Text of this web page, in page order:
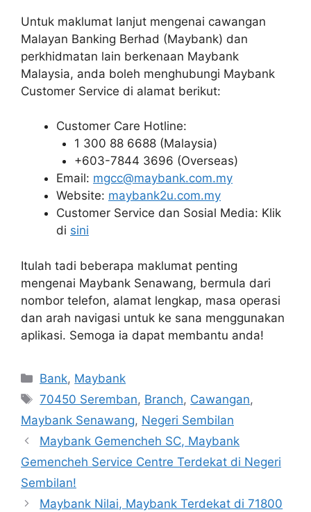
Untuk maklumat lanjut mengenai cawangan
Malayan Banking Berhad (Maybank) dan
perkhidmatan lain berkenaan Maybank
Malaysia, anda boleh menghubungi Maybank
Customer Service di alamat berikut:
Customer Care Hotline:
1 300 88 6688 (Malaysia)
+603-7844 3696 (Overseas)
Email: mgcc@maybank.com.my
Website: maybank2u.com.my
Customer Service dan Sosial Media: Klik
di sini
Itulah tadi beberapa maklumat penting
mengenai Maybank Senawang, bermula dari
nombor telefon, alamat lengkap, masa operasi
dan arah navigasi untuk ke sana menggunakan
aplikasi. Semoga ia dapat membantu anda!
Categories
Bank, Maybank
Tags
70450 Seremban, Branch, Cawangan,
Maybank Senawang, Negeri Sembilan
Maybank Gemencheh SC, Maybank
Gemencheh Service Centre Terdekat di Negeri
Sembilan!
Maybank Nilai, Maybank Terdekat di 71800